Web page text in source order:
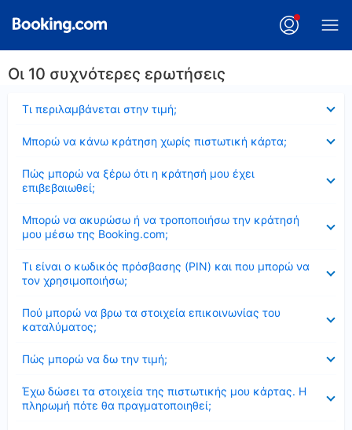
Οι 10 συχνότερες ερωτήσεις
Τι περιλαμβάνεται στην τιμή;
Μπορώ να κάνω κράτηση χωρίς πιστωτική κάρτα;
Πώς μπορώ να ξέρω ότι η κράτησή μου έχει
επιβεβαιωθεί;
Μπορώ να ακυρώσω ή να τροποποιήσω την κράτησή
μου μέσω της Booking.com;
Τι είναι ο κωδικός πρόσβασης (PIN) και που μπορώ να
τον χρησιμοποιήσω;
Πού μπορώ να βρω τα στοιχεία επικοινωνίας του
καταλύματος;
Πώς μπορώ να δω την τιμή;
Έχω δώσει τα στοιχεία της πιστωτικής μου κάρτας. Η
πληρωμή πότε θα πραγματοποιηθεί;